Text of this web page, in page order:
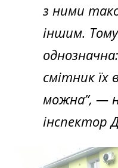
з ними
іншим. Тому
смітник їх
можна”, —
інспектор